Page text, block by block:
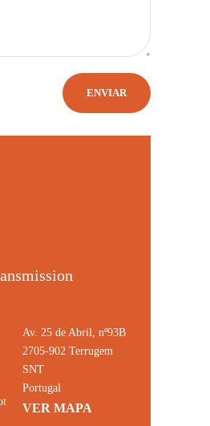
Av. 25 de Abril, nº93B
2705-902 Terrugem
SNT
Portugal
VER MAPA